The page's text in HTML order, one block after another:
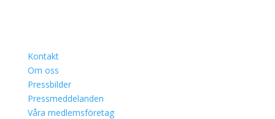
Kontakt
Om oss
Pressbilder
Pressmeddelanden
Våra medlemsföretag